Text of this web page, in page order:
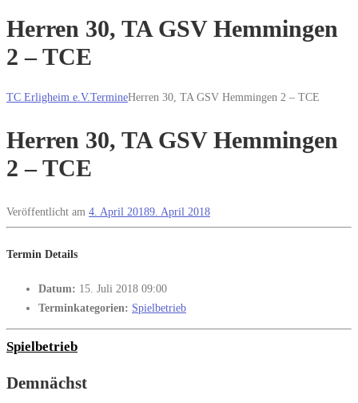
Herren 30, TA GSV Hemmingen
2 – TCE
TC Erligheim e.V.TermineHerren 30, TA GSV Hemmingen 2 – TCE
Herren 30, TA GSV Hemmingen
2 – TCE
Veröffentlicht am 4. April 20189. April 2018
Termin Details
Datum: 15. Juli 2018 09:00
Terminkategorien: Spielbetrieb
Spielbetrieb
Demnächst